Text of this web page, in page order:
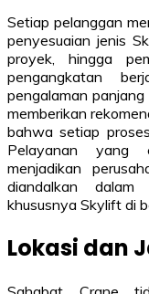
Setiap pelanggan
penyesuaian jenis
proyek, hingga
pengangkatan
pengalaman
memberikan
bahwa setiap
Pelayanan yang
menjadikan
diandalkan
khususnya Skylift di
Lokasi dan